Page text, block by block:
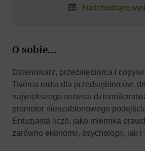
Nadchodzące
O sobie...
Dziennikarz, przedsiębiorca i
Twórca radia dla przedsiębiorców,
największego serwisu
promotor nieszablonowego
Entuzjasta liczb, jako miernika
zarówno ekonomii, psychologii, jak i